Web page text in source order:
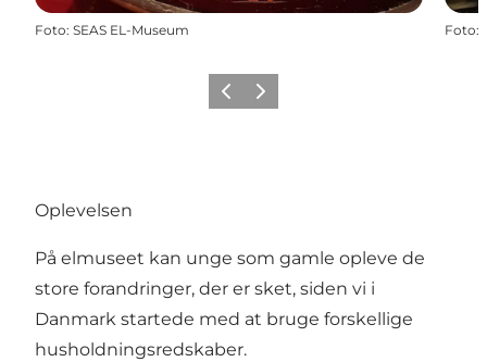
Foto: SEAS EL-Museum Foto:
ForrigeNæste
Oplevelsen
På elmuseet kan unge som gamle opleve de
store forandringer, der er sket, siden vi i
Danmark startede med at bruge forskellige
husholdningsredskaber.